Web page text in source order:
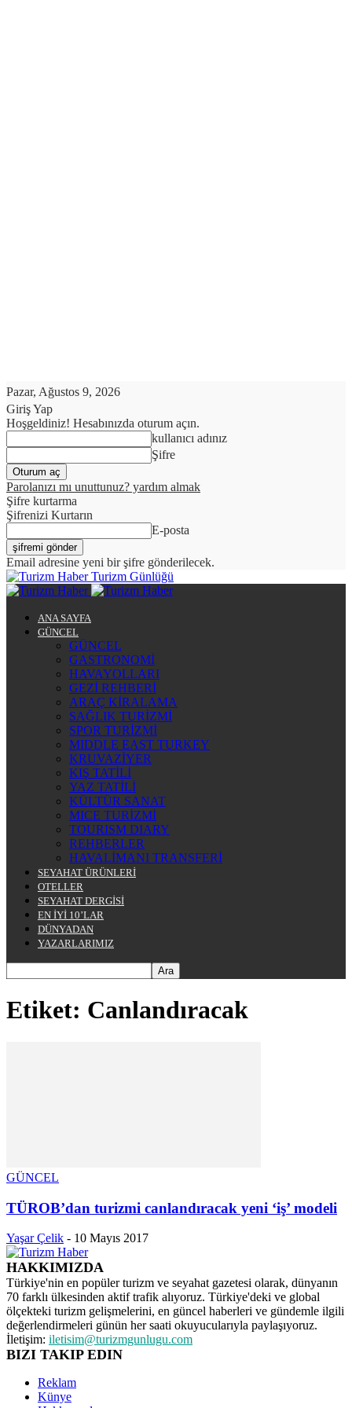
Pazar, Ağustos 9, 2026
Giriş Yap
Hoşgeldiniz! Hesabınızda oturum açın.
kullanıcı adınız
Şifre
Parolanızı mı unuttunuz? yardım almak
Şifre kurtarma
Şifrenizi Kurtarın
E-posta
Email adresine yeni bir şifre gönderilecek.
Turizm Günlüğü
ANA SAYFA
GÜNCEL
GÜNCEL
GASTRONOMİ
HAVAYOLLARI
GEZİ REHBERİ
ARAÇ KİRALAMA
SAĞLIK TURİZMİ
SPOR TURİZMİ
MIDDLE EAST TURKEY
KRUVAZİYER
KIŞ TATİLİ
YAZ TATİLİ
KÜLTÜR SANAT
MICE TURİZMİ
TOURISM DIARY
REHBERLER
HAVALİMANI TRANSFERİ
SEYAHAT ÜRÜNLERİ
OTELLER
SEYAHAT DERGİSİ
EN İYİ 10’LAR
DÜNYADAN
YAZARLARIMIZ
Etiket: Canlandıracak
GÜNCEL
TÜROB’dan turizmi canlandıracak yeni ‘iş’ modeli
Yaşar Çelik - 10 Mayıs 2017
HAKKIMIZDA
Türkiye'nin en popüler turizm ve seyahat gazetesi olarak, dünyanın
70 farklı ülkesinden aktif trafik alıyoruz. Türkiye'deki ve global
ölçekteki turizm gelişmelerini, en güncel haberleri ve gündemle ilgili
değerlendirmeleri günün her saati okuyucularıyla paylaşıyoruz.
İletişim: iletisim@turizmgunlugu.com
BIZI TAKIP EDIN
Reklam
Künye